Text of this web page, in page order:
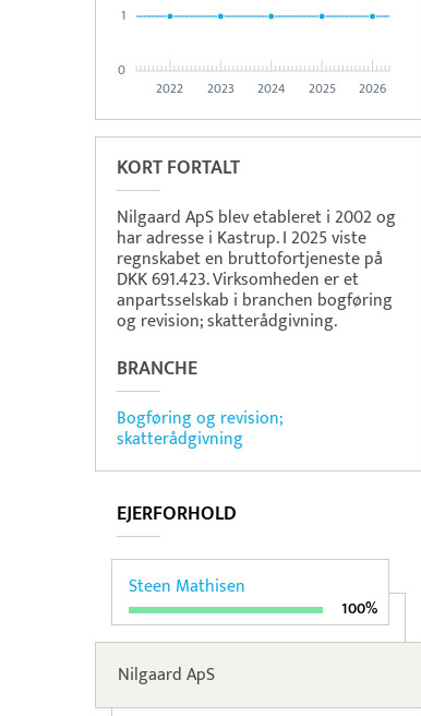
2022 2023 2024 2025 2026
0
1
KORT FORTALT
Nilgaard ApS blev etableret i 2002 og
har adresse i Kastrup. I 2025 viste
regnskabet en bruttofortjeneste på
DKK 691.423. Virksomheden er et
anpartsselskab i branchen bogføring
og revision; skatterådgivning.
BRANCHE
Bogføring og revision;
skatterådgivning
EJERFORHOLD
Steen Mathisen
100%
Nilgaard ApS